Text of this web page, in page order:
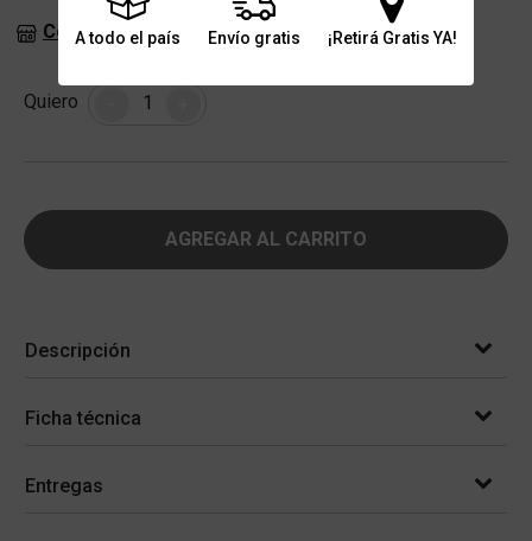
A todo el país Envío gratis ¡Retirá Gratis YA!
Consultar stock en sucursales
Quiero Cantidad
AGREGAR AL CARRITO
Descripción
Ficha técnica
Entregas